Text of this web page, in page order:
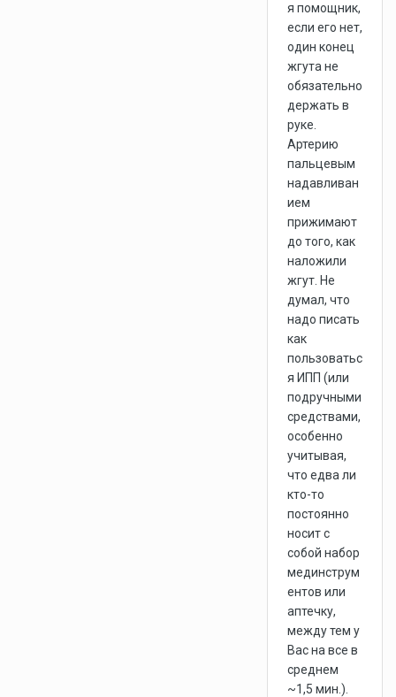
я помощник,
если его нет,
один конец
жгута не
обязательно
держать в
руке.
Артерию
пальцевым
надавливан
ием
прижимают
до того, как
наложили
жгут. Не
думал, что
надо писать
как
пользоватьс
я ИПП (или
подручными
средствами,
особенно
учитывая,
что едва ли
кто-то
постоянно
носит с
собой набор
мединструм
ентов или
аптечку,
между тем у
Вас на все в
среднем
~1,5 мин.).